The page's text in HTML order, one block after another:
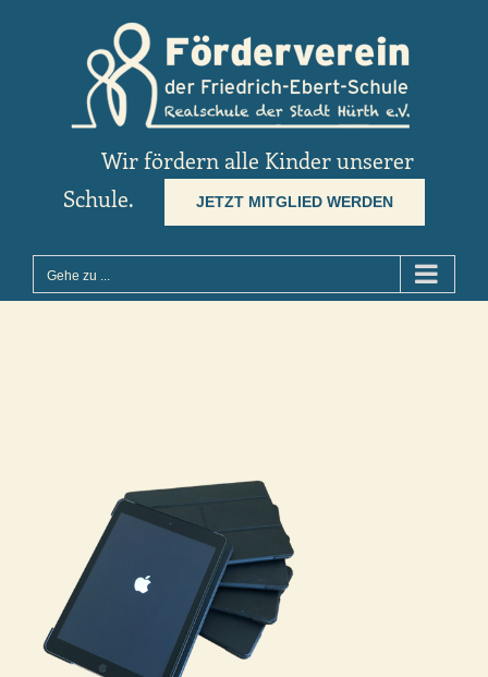
Wir fördern alle Kinder unserer
Schule.
JETZT MITGLIED WERDEN
Gehe zu ...